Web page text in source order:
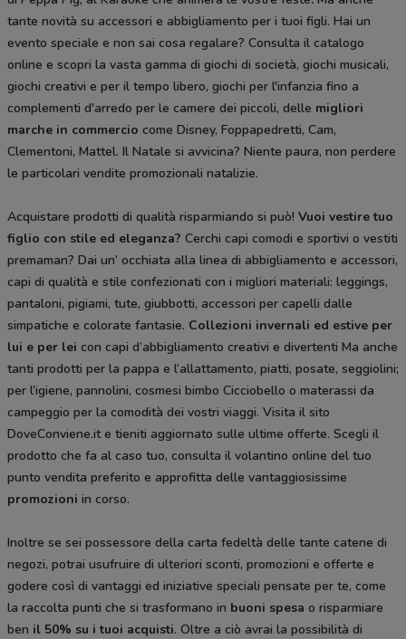
tante novità su accessori e abbigliamento per i tuoi figli. Hai un
evento speciale e non sai cosa regalare? Consulta il catalogo
online e scopri la vasta gamma di giochi di società, giochi musicali,
giochi creativi e per il tempo libero, giochi per l'infanzia fino a
complementi d'arredo per le camere dei piccoli, delle migliori
marche in commercio come Disney, Foppapedretti, Cam,
Clementoni, Mattel. Il Natale si avvicina? Niente paura, non perdere
le particolari vendite promozionali natalizie.
Acquistare prodotti di qualità risparmiando si può! Vuoi vestire tuo
figlio con stile ed eleganza? Cerchi capi comodi e sportivi o vestiti
premaman? Dai un’ occhiata alla linea di abbigliamento e accessori,
capi di qualità e stile confezionati con i migliori materiali: leggings,
pantaloni, pigiami, tute, giubbotti, accessori per capelli dalle
simpatiche e colorate fantasie. Collezioni invernali ed estive per
lui e per lei con capi d’abbigliamento creativi e divertenti Ma anche
tanti prodotti per la pappa e l’allattamento, piatti, posate, seggiolini;
per l’igiene, pannolini, cosmesi bimbo Cicciobello o materassi da
campeggio per la comodità dei vostri viaggi. Visita il sito
DoveConviene.it e tieniti aggiornato sulle ultime offerte. Scegli il
prodotto che fa al caso tuo, consulta il volantino online del tuo
punto vendita preferito e approfitta delle vantaggiosissime
promozioni in corso.
Inoltre se sei possessore della carta fedeltà delle tante catene di
negozi, potrai usufruire di ulteriori sconti, promozioni e offerte e
godere così di vantaggi ed iniziative speciali pensate per te, come
la raccolta punti che si trasformano in buoni spesa o risparmiare
ben il 50% su i tuoi acquisti. Oltre a ciò avrai la possibilità di